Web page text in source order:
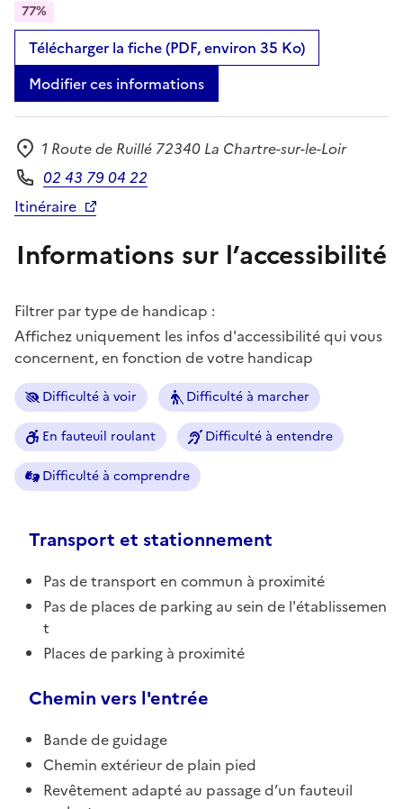
77%
Télécharger la fiche (PDF, environ 35 Ko)
Modifier ces informations
Adresse
1 Route de Ruillé 72340 La Chartre-sur-le-Loir
Téléphone
02 43 79 04 22
Itinéraire
Informations sur l’accessibilité
Filtrer par type de handicap :
Affichez uniquement les infos d'accessibilité qui vous
concernent, en fonction de votre handicap
Difficulté à voir Difficulté à marcher
En fauteuil roulant Difficulté à entendre
Difficulté à comprendre
Transport et stationnement
Pas de transport en commun à proximité
Pas de places de parking au sein de l'établissemen
t
Places de parking à proximité
Chemin vers l'entrée
Bande de guidage
Chemin extérieur de plain pied
Revêtement adapté au passage d’un fauteuil